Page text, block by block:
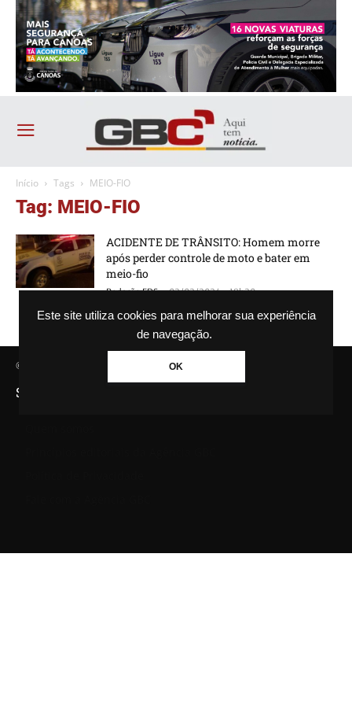
Este site utiliza cookies para melhorar sua experiência
de navegação.
OK
Início Tags MEIO-FIO
Tag: MEIO-FIO
ACIDENTE DE TRÂNSITO: Homem morre
após perder controle de moto e bater em
meio-fio
Redação FDS - 02/02/2024 - 18h20
© Agência GBC. Aqui tem notícia. Todos os direitos reservados.
SAIBA MAIS SOBRE A AGÊNCIA GBC